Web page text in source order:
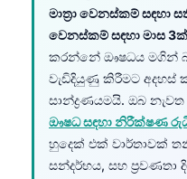
මාත්‍රා වෙනස්කම් සඳහා
වෙනස්කම් සඳහා මාස
කරන්නේ ඖෂධය මගින්
වැඩිදියුණු කිරීමට
සාන්ද්‍රණයමයි. ඔබ
ඖෂධ සඳහා නිරීක්ෂණ
හුදෙක් එක් වාර්තාවක්
සන්දර්භය, සහ ප්‍රවණතා